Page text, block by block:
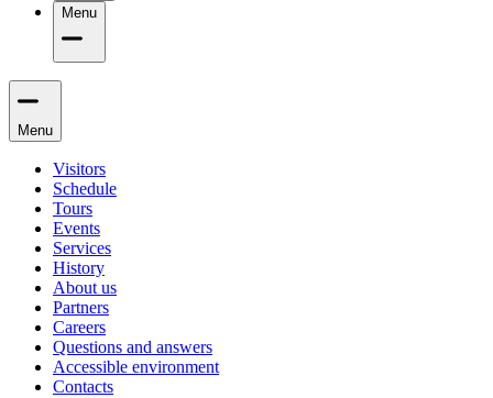
Menu
Menu
Visitors
Schedule
Tours
Events
Services
History
About us
Partners
Careers
Questions and answers
Accessible environment
Contacts